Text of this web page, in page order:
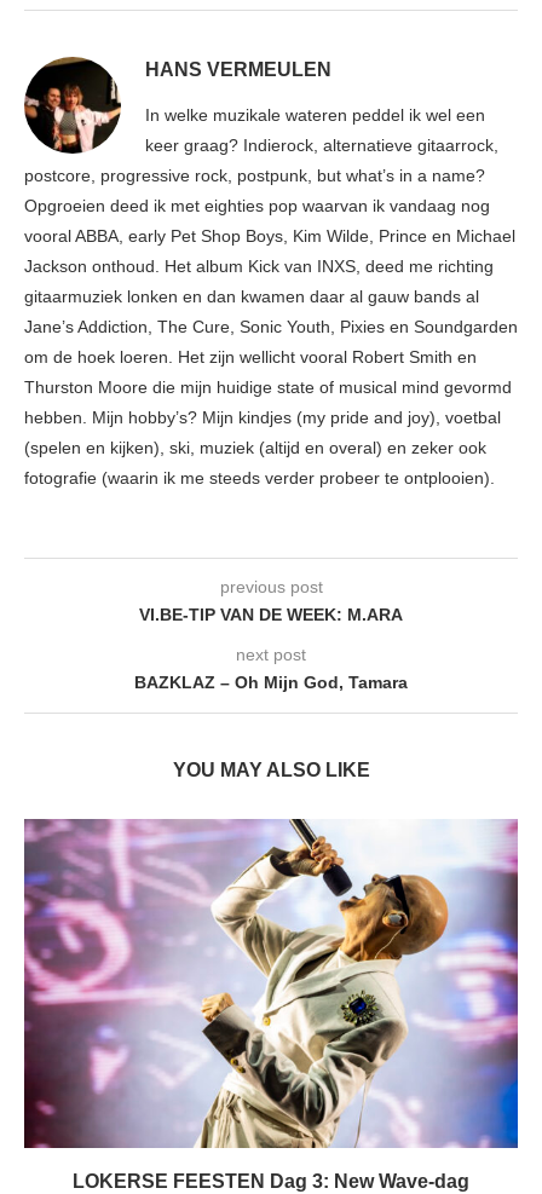
HANS VERMEULEN
In welke muzikale wateren peddel ik wel een
keer graag? Indierock, alternatieve gitaarrock,
postcore, progressive rock, postpunk, but what’s in a name?
Opgroeien deed ik met eighties pop waarvan ik vandaag nog
vooral ABBA, early Pet Shop Boys, Kim Wilde, Prince en Michael
Jackson onthoud. Het album Kick van INXS, deed me richting
gitaarmuziek lonken en dan kwamen daar al gauw bands al
Jane’s Addiction, The Cure, Sonic Youth, Pixies en Soundgarden
om de hoek loeren. Het zijn wellicht vooral Robert Smith en
Thurston Moore die mijn huidige state of musical mind gevormd
hebben. Mijn hobby’s? Mijn kindjes (my pride and joy), voetbal
(spelen en kijken), ski, muziek (altijd en overal) en zeker ook
fotografie (waarin ik me steeds verder probeer te ontplooien).
previous post
VI.BE-TIP VAN DE WEEK: M.ARA
next post
BAZKLAZ – Oh Mijn God, Tamara
YOU MAY ALSO LIKE
LOKERSE FEESTEN Dag 3: New Wave-dag